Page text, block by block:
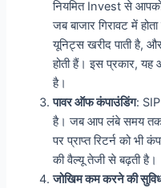
नियमित Invest से
जब बाजार गिरावट में
यूनिट्स खरीद पाती है,
होती हैं। इस प्रकार,
है।
पावर ऑफ कंपाउंडिंग:
है। जब आप लंबे समय तक
पर प्राप्त रिटर्न को
की वैल्यू तेजी से बढ़ती है।
जोखिम कम करने की